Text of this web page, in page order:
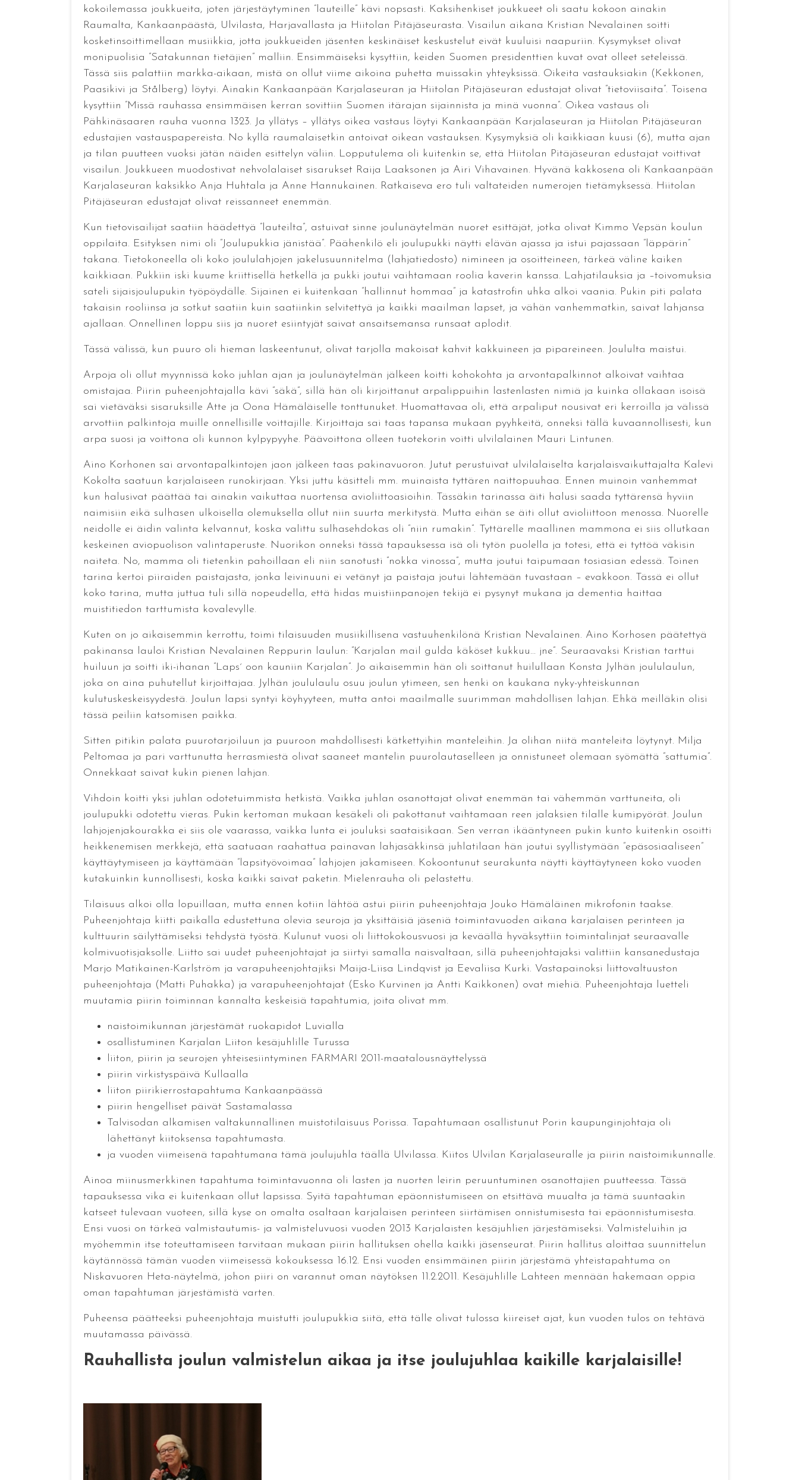
kokoilemassa joukkueita, joten järjestäytyminen ”lauteille” kävi nopsasti. Kaksihenkiset joukkueet oli saatu kokoon ainakin
Raumalta, Kankaanpäästä, Ulvilasta, Harjavallasta ja Hiitolan Pitäjäseurasta. Visailun aikana Kristian Nevalainen soitti
kosketinsoittimellaan musiikkia, jotta joukkueiden jäsenten keskinäiset keskustelut eivät kuuluisi naapuriin. Kysymykset olivat
monipuolisia ”Satakunnan tietäjien” malliin. Ensimmäiseksi kysyttiin, keiden Suomen presidenttien kuvat ovat olleet seteleissä.
Tässä siis palattiin markka-aikaan, mistä on ollut viime aikoina puhetta muissakin yhteyksissä. Oikeita vastauksiakin (Kekkonen,
Paasikivi ja Stålberg) löytyi. Ainakin Kankaanpään Karjalaseuran ja Hiitolan Pitäjäseuran edustajat olivat ”tietoviisaita”. Toisena
kysyttiin ”Missä rauhassa ensimmäisen kerran sovittiin Suomen itärajan sijainnista ja minä vuonna”. Oikea vastaus oli
Pähkinäsaaren rauha vuonna 1323. Ja yllätys – yllätys oikea vastaus löytyi Kankaanpään Karjalaseuran ja Hiitolan Pitäjäseuran
edustajien vastauspapereista. No kyllä raumalaisetkin antoivat oikean vastauksen. Kysymyksiä oli kaikkiaan kuusi (6), mutta ajan
ja tilan puutteen vuoksi jätän näiden esittelyn väliin. Lopputulema oli kuitenkin se, että Hiitolan Pitäjäseuran edustajat voittivat
visailun. Joukkueen muodostivat nehvolalaiset sisarukset Raija Laaksonen ja Airi Vihavainen. Hyvänä kakkosena oli Kankaanpään
Karjalaseuran kaksikko Anja Huhtala ja Anne Hannukainen. Ratkaiseva ero tuli valtateiden numerojen tietämyksessä. Hiitolan
Pitäjäseuran edustajat olivat reissanneet enemmän.
Kun tietovisailijat saatiin häädettyä ”lauteilta”, astuivat sinne joulunäytelmän nuoret esittäjät, jotka olivat Kimmo Vepsän koulun
oppilaita. Esityksen nimi oli ”Joulupukkia jänistää”. Päähenkilö eli joulupukki näytti elävän ajassa ja istui pajassaan ”läppärin”
takana. Tietokoneella oli koko joululahjojen jakelusuunnitelma (lahjatiedosto) nimineen ja osoitteineen, tärkeä väline kaiken
kaikkiaan. Pukkiin iski kuume kriittisellä hetkellä ja pukki joutui vaihtamaan roolia kaverin kanssa. Lahjatilauksia ja –toivomuksia
sateli sijaisjoulupukin työpöydälle. Sijainen ei kuitenkaan ”hallinnut hommaa” ja katastrofin uhka alkoi vaania. Pukin piti palata
takaisin rooliinsa ja sotkut saatiin kuin saatiinkin selvitettyä ja kaikki maailman lapset, ja vähän vanhemmatkin, saivat lahjansa
ajallaan. Onnellinen loppu siis ja nuoret esiintyjät saivat ansaitsemansa runsaat aplodit.
Tässä välissä, kun puuro oli hieman laskeentunut, olivat tarjolla makoisat kahvit kakkuineen ja pipareineen. Joululta maistui.
Arpoja oli ollut myynnissä koko juhlan ajan ja joulunäytelmän jälkeen koitti kohokohta ja arvontapalkinnot alkoivat vaihtaa
omistajaa. Piirin puheenjohtajalla kävi ”säkä”, sillä hän oli kirjoittanut arpalippuihin lastenlasten nimiä ja kuinka ollakaan isoisä
sai vietäväksi sisaruksille Atte ja Oona Hämäläiselle tonttunuket. Huomattavaa oli, että arpaliput nousivat eri kerroilla ja välissä
arvottiin palkintoja muille onnellisille voittajille. Kirjoittaja sai taas tapansa mukaan pyyhkeitä, onneksi tällä kuvaannollisesti, kun
arpa suosi ja voittona oli kunnon kylpypyyhe. Päävoittona olleen tuotekorin voitti ulvilalainen Mauri Lintunen.
Aino Korhonen sai arvontapalkintojen jaon jälkeen taas pakinavuoron. Jutut perustuivat ulvilalaiselta karjalaisvaikuttajalta Kalevi
Kokolta saatuun karjalaiseen runokirjaan. Yksi juttu käsitteli mm. muinaista tyttären naittopuuhaa. Ennen muinoin vanhemmat
kun halusivat päättää tai ainakin vaikuttaa nuortensa avioliittoasioihin. Tässäkin tarinassa äiti halusi saada tyttärensä hyviin
naimisiin eikä sulhasen ulkoisella olemuksella ollut niin suurta merkitystä. Mutta eihän se äiti ollut avioliittoon menossa. Nuorelle
neidolle ei äidin valinta kelvannut, koska valittu sulhasehdokas oli ”niin rumakin”. Tyttärelle maallinen mammona ei siis ollutkaan
keskeinen aviopuolison valintaperuste. Nuorikon onneksi tässä tapauksessa isä oli tytön puolella ja totesi, että ei tyttöä väkisin
naiteta. No, mamma oli tietenkin pahoillaan eli niin sanotusti ”nokka vinossa”, mutta joutui taipumaan tosiasian edessä. Toinen
tarina kertoi piiraiden paistajasta, jonka leivinuuni ei vetänyt ja paistaja joutui lähtemään tuvastaan – evakkoon. Tässä ei ollut
koko tarina, mutta juttua tuli sillä nopeudella, että hidas muistiinpanojen tekijä ei pysynyt mukana ja dementia haittaa
muistitiedon tarttumista kovalevylle.
Kuten on jo aikaisemmin kerrottu, toimi tilaisuuden musiikillisena vastuuhenkilönä Kristian Nevalainen. Aino Korhosen päätettyä
pakinansa lauloi Kristian Nevalainen Reppurin laulun: ”Karjalan mail gulda käköset kukkuu… jne”. Seuraavaksi Kristian tarttui
huiluun ja soitti iki-ihanan ”Laps´ oon kauniin Karjalan”. Jo aikaisemmin hän oli soittanut huilullaan Konsta Jylhän joululaulun,
joka on aina puhutellut kirjoittajaa. Jylhän joululaulu osuu joulun ytimeen, sen henki on kaukana nyky-yhteiskunnan
kulutuskeskeisyydestä. Joulun lapsi syntyi köyhyyteen, mutta antoi maailmalle suurimman mahdollisen lahjan. Ehkä meilläkin olisi
tässä peiliin katsomisen paikka.
Sitten pitikin palata puurotarjoiluun ja puuroon mahdollisesti kätkettyihin manteleihin. Ja olihan niitä manteleita löytynyt. Milja
Peltomaa ja pari varttunutta herrasmiestä olivat saaneet mantelin puurolautaselleen ja onnistuneet olemaan syömättä ”sattumia”.
Onnekkaat saivat kukin pienen lahjan.
Vihdoin koitti yksi juhlan odotetuimmista hetkistä. Vaikka juhlan osanottajat olivat enemmän tai vähemmän varttuneita, oli
joulupukki odotettu vieras. Pukin kertoman mukaan kesäkeli oli pakottanut vaihtamaan reen jalaksien tilalle kumipyörät. Joulun
lahjojenjakourakka ei siis ole vaarassa, vaikka lunta ei jouluksi saataisikaan. Sen verran ikääntyneen pukin kunto kuitenkin osoitti
heikkenemisen merkkejä, että saatuaan raahattua painavan lahjasäkkinsä juhlatilaan hän joutui syyllistymään ”epäsosiaaliseen”
käyttäytymiseen ja käyttämään ”lapsityövoimaa” lahjojen jakamiseen. Kokoontunut seurakunta näytti käyttäytyneen koko vuoden
kutakuinkin kunnollisesti, koska kaikki saivat paketin. Mielenrauha oli pelastettu.
Tilaisuus alkoi olla lopuillaan, mutta ennen kotiin lähtöä astui piirin puheenjohtaja Jouko Hämäläinen mikrofonin taakse.
Puheenjohtaja kiitti paikalla edustettuna olevia seuroja ja yksittäisiä jäseniä toimintavuoden aikana karjalaisen perinteen ja
kulttuurin säilyttämiseksi tehdystä työstä. Kulunut vuosi oli liittokokousvuosi ja keväällä hyväksyttiin toimintalinjat seuraavalle
kolmivuotisjaksolle. Liitto sai uudet puheenjohtajat ja siirtyi samalla naisvaltaan, sillä puheenjohtajaksi valittiin kansanedustaja
Marjo Matikainen-Karlström ja varapuheenjohtajiksi Maija-Liisa Lindqvist ja Eevaliisa Kurki. Vastapainoksi liittovaltuuston
puheenjohtaja (Matti Puhakka) ja varapuheenjohtajat (Esko Kurvinen ja Antti Kaikkonen) ovat miehiä. Puheenjohtaja luetteli
muutamia piirin toiminnan kannalta keskeisiä tapahtumia, joita olivat mm.
naistoimikunnan järjestämät ruokapidot Luvialla
osallistuminen Karjalan Liiton kesäjuhlille Turussa
liiton, piirin ja seurojen yhteisesiintyminen FARMARI 2011-maatalousnäyttelyssä
piirin virkistyspäivä Kullaalla
liiton piirikierrostapahtuma Kankaanpäässä
piirin hengelliset päivät Sastamalassa
Talvisodan alkamisen valtakunnallinen muistotilaisuus Porissa. Tapahtumaan osallistunut Porin kaupunginjohtaja oli
lähettänyt kiitoksensa tapahtumasta.
ja vuoden viimeisenä tapahtumana tämä joulujuhla täällä Ulvilassa. Kiitos Ulvilan Karjalaseuralle ja piirin naistoimikunnalle.
Ainoa miinusmerkkinen tapahtuma toimintavuonna oli lasten ja nuorten leirin peruuntuminen osanottajien puutteessa. Tässä
tapauksessa vika ei kuitenkaan ollut lapsissa. Syitä tapahtuman epäonnistumiseen on etsittävä muualta ja tämä suuntaakin
katseet tulevaan vuoteen, sillä kyse on omalta osaltaan karjalaisen perinteen siirtämisen onnistumisesta tai epäonnistumisesta.
Ensi vuosi on tärkeä valmistautumis- ja valmisteluvuosi vuoden 2013 Karjalaisten kesäjuhlien järjestämiseksi. Valmisteluihin ja
myöhemmin itse toteuttamiseen tarvitaan mukaan piirin hallituksen ohella kaikki jäsenseurat. Piirin hallitus aloittaa suunnittelun
käytännössä tämän vuoden viimeisessä kokouksessa 16.12. Ensi vuoden ensimmäinen piirin järjestämä yhteistapahtuma on
Niskavuoren Heta-näytelmä, johon piiri on varannut oman näytöksen 11.2.2011. Kesäjuhlille Lahteen mennään hakemaan oppia
oman tapahtuman järjestämistä varten.
Puheensa päätteeksi puheenjohtaja muistutti joulupukkia siitä, että tälle olivat tulossa kiireiset ajat, kun vuoden tulos on tehtävä
muutamassa päivässä.
Rauhallista joulun valmistelun aikaa ja itse joulujuhlaa kaikille karjalaisille!